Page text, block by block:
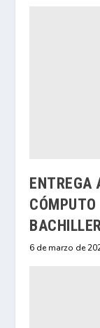
ENTREGA
6 de marzo de